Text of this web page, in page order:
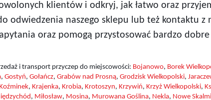
klientów i odkryj, jak łatwo oraz
odwiedzenia naszego sklepu lub też kontaktu
oraz pomogą przystosować bardzo
i transport przyczep do miejscowości: Bojanowo, Borek
, Gostyń, Gołańcz, Grabów nad Prosną, Grodzisk Wielkopolski,
Koźminek, Krajenka, Krobia, Krotoszyn, Krzywiń, Krzyż Wielkopolski,
, Miłosław, Mosina, Murowana Goślina, Nekla, Nowe